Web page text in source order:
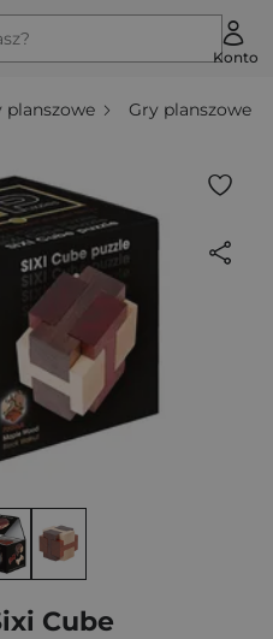
Konto
planszowe Gry planszowe
Cube